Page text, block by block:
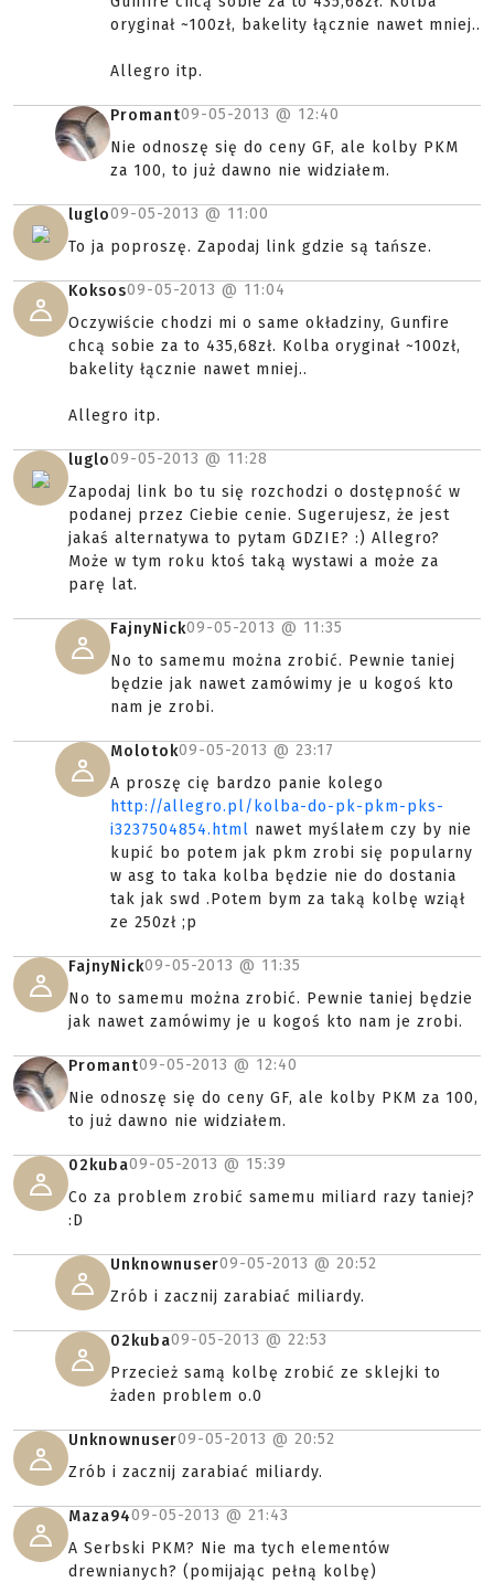
oryginał ~100zł, bakelity łącznie nawet mniej..
Allegro itp.
Promant09-05-2013 @ 12:40
Nie odnoszę się do ceny GF, ale kolby PKM
za 100, to już dawno nie widziałem.
luglo09-05-2013 @ 11:00
To ja poproszę. Zapodaj link gdzie są tańsze.
Koksos09-05-2013 @ 11:04
Oczywiście chodzi mi o same okładziny, Gunfire
chcą sobie za to 435,68zł. Kolba oryginał ~100zł,
bakelity łącznie nawet mniej..
Allegro itp.
luglo09-05-2013 @ 11:28
Zapodaj link bo tu się rozchodzi o dostępność w
podanej przez Ciebie cenie. Sugerujesz, że jest
jakaś alternatywa to pytam GDZIE? :) Allegro?
Może w tym roku ktoś taką wystawi a może za
parę lat.
FajnyNick09-05-2013 @ 11:35
No to samemu można zrobić. Pewnie taniej
będzie jak nawet zamówimy je u kogoś kto
nam je zrobi.
Molotok09-05-2013 @ 23:17
A proszę cię bardzo panie kolego
http://allegro.pl/kolba-do-pk-pkm-pks-
i3237504854.html nawet myślałem czy by nie
kupić bo potem jak pkm zrobi się popularny
w asg to taka kolba będzie nie do dostania
tak jak swd .Potem bym za taką kolbę wziął
ze 250zł ;p
FajnyNick09-05-2013 @ 11:35
No to samemu można zrobić. Pewnie taniej będzie
jak nawet zamówimy je u kogoś kto nam je zrobi.
Promant09-05-2013 @ 12:40
Nie odnoszę się do ceny GF, ale kolby PKM za 100,
to już dawno nie widziałem.
02kuba09-05-2013 @ 15:39
Co za problem zrobić samemu miliard razy taniej?
:D
Unknownuser09-05-2013 @ 20:52
Zrób i zacznij zarabiać miliardy.
02kuba09-05-2013 @ 22:53
Przecież samą kolbę zrobić ze sklejki to
żaden problem o.0
Unknownuser09-05-2013 @ 20:52
Zrób i zacznij zarabiać miliardy.
Maza9409-05-2013 @ 21:43
A Serbski PKM? Nie ma tych elementów
drewnianych? (pomijając pełną kolbę)